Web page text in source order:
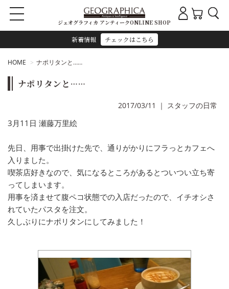
新着情報 チェックはこちら
ジェオグラフィカ アンティークONLINE SHOP
HOME ナポリタンと……
ナポリタンと……
2017/03/11 ｜ スタッフの日常
3月11日 瀬藤万里絵
先日、用事で出掛けた先で、通りがかりにフラっとカフェへ
入りました。
喫茶店好きなので、気になるところがあるとついつい立ち寄
ってしまいます。
用事を済ませて腹ペコ状態での入店だったので、イチオシさ
れていたパスタを注文。
久しぶりにナポリタンにしてみました！